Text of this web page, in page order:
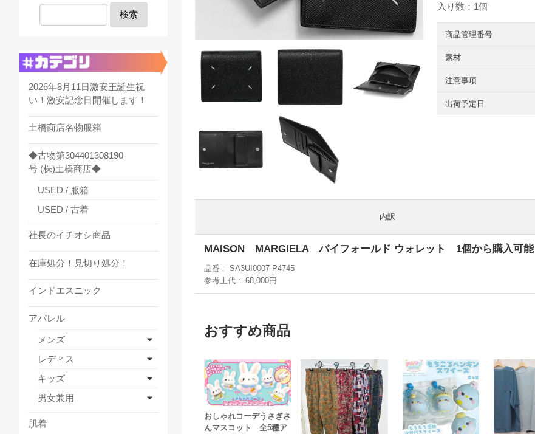
入り数：1個
商品管理番号
素材
注意事項
出荷予定日
内訳
MAISON MARGIELA バイフォールド ウォレット 1個から購入可能
品番
SA3UI0007 P4745
参考上代
68,000円
おすすめ商品
おしゃれコーデうさぎさ
んマスコット 全5種ア
検索
2026年8月11日激安王誕生祝
い！激安記念日開催します！
土橋商店名物服箱
◆古物第304401308190
号 (株)土橋商店◆
USED / 服箱
USED / 古着
社長のイチオシ商品
在庫処分！見切り処分！
インドエスニック
アパレル
メンズ
レディス
キッズ
男女兼用
肌着